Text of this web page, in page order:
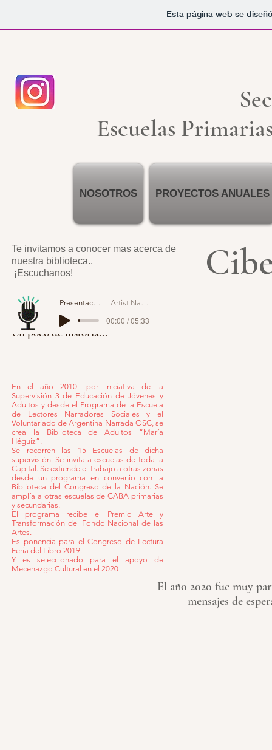
Esta página web se
Escuelas
NOSOTROS PROYECTOS ANUALES
Te invitamos a conocer mas acerca de
nuestra biblioteca..
¡Escuchanos!
Un poco de historia...
En el año 2010, por iniciativa de la
Supervisión 3 de Educación de Jóvenes y
Adultos y desde el Programa de la Escuela
de Lectores Narradores Sociales y el
Voluntariado de Argentina Narrada OSC, se
crea la Biblioteca de Adultos “María
Héguiz”.
Se recorren las 15 Escuelas de dicha
supervisión. Se invita a escuelas de toda la
Capital. Se extiende el trabajo a otras zonas
desde un programa en convenio con la
Biblioteca del Congreso de la Nación. Se
amplía a otras escuelas de CABA primarias
y secundarias.
El programa recibe el Premio Arte y
Transformación del Fondo Nacional de las
Artes.
Es ponencia para el Congreso de Lectura
Feria del Libro 2019.
Y es seleccionado para el apoyo de
Mecenazgo Cultural en el 2020
Presentación Artist Name
00:00 / 05:33
El año 2020 fue muy
mensajes de